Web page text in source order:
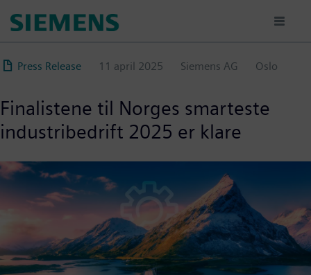
Press Release
11 april 2025 Siemens AG Oslo
Finalistene til Norges smarteste
industribedrift 2025 er klare